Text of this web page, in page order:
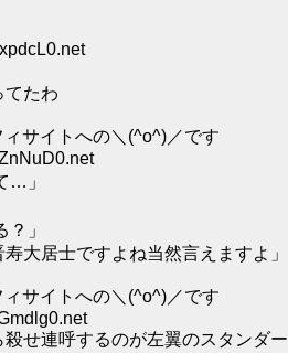
てたわ
サイトへの＼(^o^)／です
…」
」
大居士ですよね当然言えますよ」
サイトへの＼(^o^)／です
せ連呼するのが左翼のスタンダー